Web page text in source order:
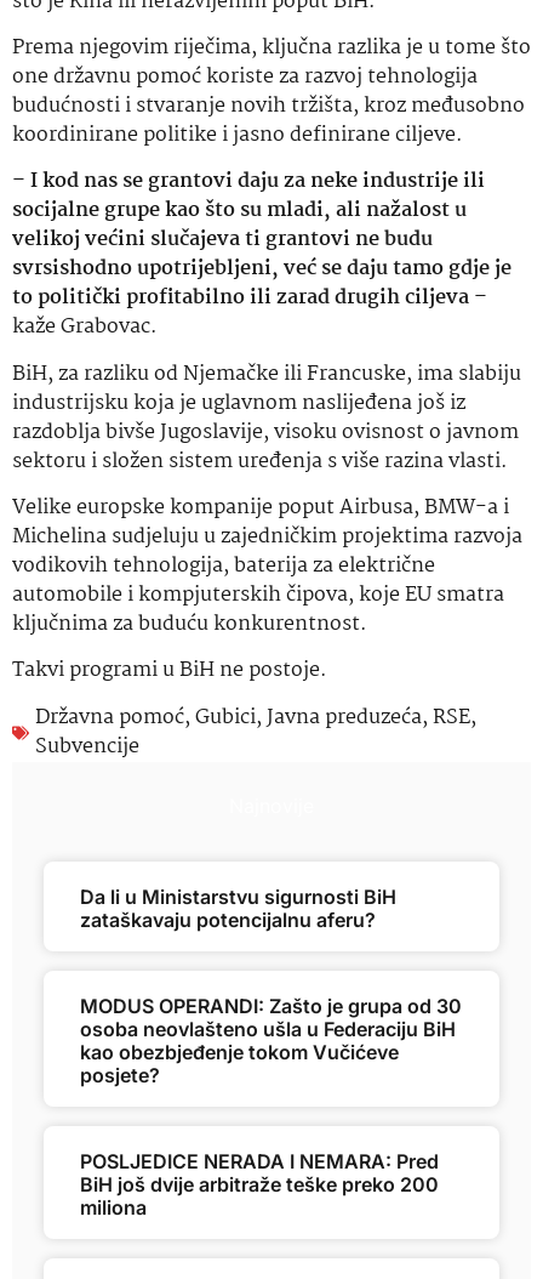
Prema njegovim riječima, ključna razlika je u tome što
one državnu pomoć koriste za razvoj tehnologija
budućnosti i stvaranje novih tržišta, kroz međusobno
koordinirane politike i jasno definirane ciljeve.
–I kod nas se grantovi daju za neke industrije ili
socijalne grupe kao što su mladi, ali nažalost u
velikoj većini slučajeva ti grantovi ne budu
svrsishodno upotrijebljeni, već se daju tamo gdje je
to politički profitabilno ili zarad drugih ciljeva–
kaže Grabovac.
BiH, za razliku od Njemačke ili Francuske, ima slabiju
industrijsku koja je uglavnom naslijeđena još iz
razdoblja bivše Jugoslavije, visoku ovisnost o javnom
sektoru i složen sistem uređenja s više razina vlasti.
Velike europske kompanije poput Airbusa, BMW-a i
Michelina sudjeluju u zajedničkim projektima razvoja
vodikovih tehnologija, baterija za električne
automobile i kompjuterskih čipova, koje EU smatra
ključnima za buduću konkurentnost.
Takvi programi u BiH ne postoje.
Državna pomoć,Gubici,Javna preduzeća,RSE,
Subvencije
Da li u Ministarstvu sigurnosti BiH
zataškavaju potencijalnu aferu?
MODUS OPERANDI: Zašto je grupa od 30
osoba neovlašteno ušla u Federaciju BiH
kao obezbjeđenje tokom Vučićeve
posjete?
POSLJEDICE NERADA I NEMARA: Pred
BiH još dvije arbitraže teške preko 200
miliona